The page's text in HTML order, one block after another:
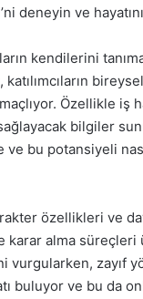
deneyin ve
kendilerini
Özellikle
bilgiler
bu potansiyeli
özellikleri ve
karar alma
zayıf
buluyor ve bu da